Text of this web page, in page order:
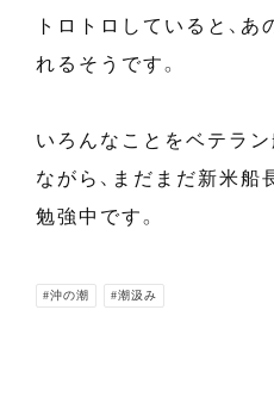
トロトロしていると、
れるそうです。
いろんなことをベテラ
ながら、まだまだ新米船
勉強中です。
#沖の潮 #潮汲み